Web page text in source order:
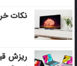
نکات
ریزش